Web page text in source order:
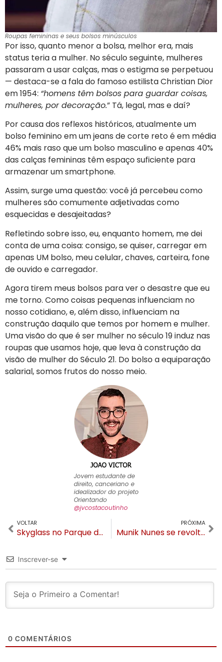
Roupas femininas e seus bolsos minúsculos
Por isso, quanto menor a bolsa, melhor era, mais
status teria a mulher. No século seguinte, mulheres
passaram a usar calças, mas o estigma se perpetuou
— destaca-se a fala do famoso estilista Christian Dior
em 1954: “homens têm bolsos para guardar coisas,
mulheres, por decoração.” Tá, legal, mas e daí?
Por causa dos reflexos históricos, atualmente um
bolso feminino em um jeans de corte reto é em média
46% mais raso que um bolso masculino e apenas 40%
das calças femininas têm espaço suficiente para
armazenar um smartphone.
Assim, surge uma questão: você já percebeu como
mulheres são comumente adjetivadas como
esquecidas e desajeitadas?
Refletindo sobre isso, eu, enquanto homem, me dei
conta de uma coisa: consigo, se quiser, carregar em
apenas UM bolso, meu celular, chaves, carteira, fone
de ouvido e carregador.
Agora tirem meus bolsos para ver o desastre que eu
me torno. Como coisas pequenas influenciam no
nosso cotidiano, e, além disso, influenciam na
construção daquilo que temos por homem e mulher.
Uma visão do que é ser mulher no século 19 induz nas
roupas que usamos hoje, que leva à construção da
visão de mulher do Século 21. Do bolso a equiparação
salarial, somos frutos do nosso meio.
Jovem estudante de
direito, canceriano e
idealizador do projeto
Orientando
@jvcostacoutinho
VOLTAR
Skyglass no Parque da Ferradura recebe estrutura gigante em aço
PRÓXIMA
Munik Nunes se revolta com restaurante em Gramado “Péssimo”
Inscrever-se
0 COMENTÁRIOS